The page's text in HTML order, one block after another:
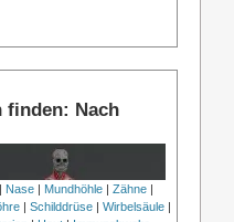
finden: Nach
Nase| Mundhöhle| Zähne|
Schilddrüse Wirbelsäule